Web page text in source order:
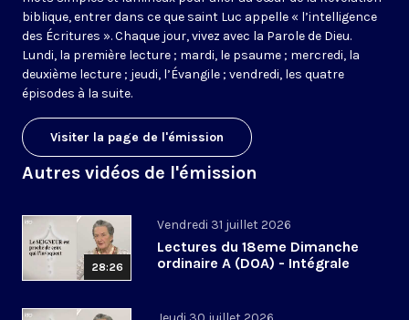
biblique, entrer dans ce que saint Luc appelle « l’intelligence
des Écritures ». Chaque jour, vivez avec la Parole de Dieu.
Lundi, la première lecture ; mardi, le psaume ; mercredi, la
deuxième lecture ; jeudi, l’Évangile ; vendredi, les quatre
épisodes à la suite.
Visiter la page de l'émission
Autres vidéos de l'émission
28:26
Vendredi 31 juillet 2026
Lectures du 18eme Dimanche
ordinaire A (DOA) - Intégrale